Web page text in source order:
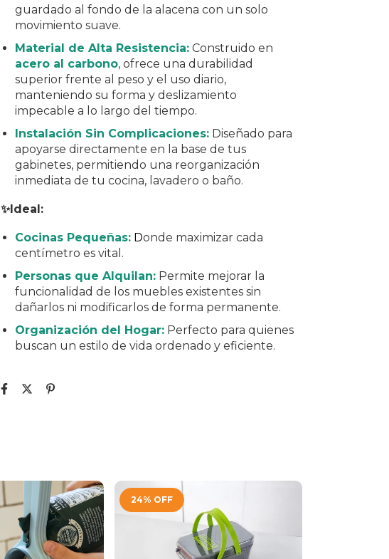
guardado al fondo de la alacena con un solo
movimiento suave.
Material de Alta Resistencia: Construido en
acero al carbono, ofrece una durabilidad
superior frente al peso y el uso diario,
manteniendo su forma y deslizamiento
impecable a lo largo del tiempo.
Instalación Sin Complicaciones: Diseñado para
apoyarse directamente en la base de tus
gabinetes, permitiendo una reorganización
inmediata de tu cocina, lavadero o baño.
✨Ideal:
Cocinas Pequeñas: Donde maximizar cada
centímetro es vital.
Personas que Alquilan: Permite mejorar la
funcionalidad de los muebles existentes sin
dañarlos ni modificarlos de forma permanente.
Organización del Hogar: Perfecto para quienes
buscan un estilo de vida ordenado y eficiente.
24% OFF